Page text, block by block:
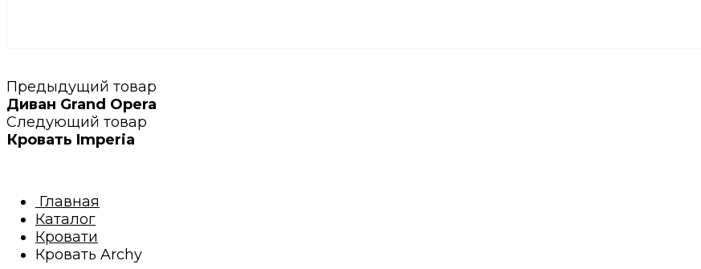
Предыдущий товар
Диван Grand Opera
Следующий товар
Кровать Imperia
Главная
Каталог
Кровати
Кровать Archy